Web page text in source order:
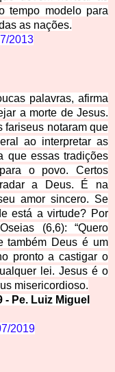
tempo modelo para
as nações.
2013
palavras, afirma
a morte de Jesus.
fariseus notaram que
ao interpretar as
que essas tradições
o povo. Certos
a Deus. É na
amor sincero. Se
está a virtude? Por
(6,6): “Quero
também Deus é um
pronto a castigar o
lei. Jesus é o
misericordioso.
Pe. Luiz Miguel
2019